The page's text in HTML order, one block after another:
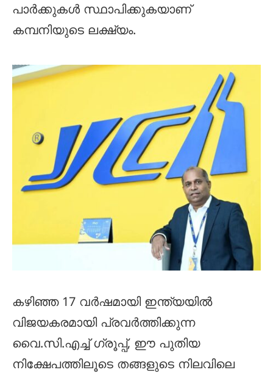
പാർക്കുകൾ സ്ഥാപിക്കുകയാണ്
കമ്പനിയുടെ ലക്ഷ്യം.
കഴിഞ്ഞ 17 വർഷമായി ഇന്ത്യയിൽ
വിജയകരമായി പ്രവർത്തിക്കുന്ന
വൈ.സി.എച്ച് ഗ്രൂപ്പ്, ഈ പുതിയ
നിക്ഷേപത്തിലൂടെ തങ്ങളുടെ നിലവിലെ